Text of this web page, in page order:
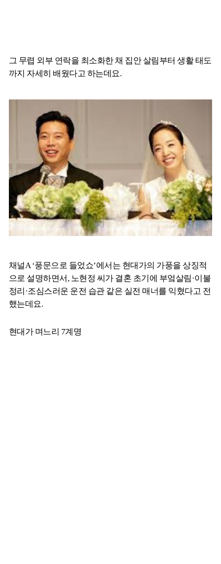
그 무렵 외부 연락을 최소화한 채 집안 살림부터 생활 태도
까지 자세히 배웠다고 하는데요.
채널A ‘풍문으로 들었쇼’에서는 현대가의 가풍을 상징적
으로 설명하면서, 노현정 씨가 결혼 초기에 부엌살림·이불
정리·조심스러운 운전 습관 같은 실전 매너를 익혔다고 전
했는데요.
현대가 며느리 7계명